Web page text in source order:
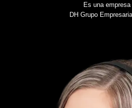
Es una empresa
DH Grupo